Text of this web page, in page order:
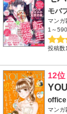
モバ
マンガ
1～
投稿数
12位
office
マンガ